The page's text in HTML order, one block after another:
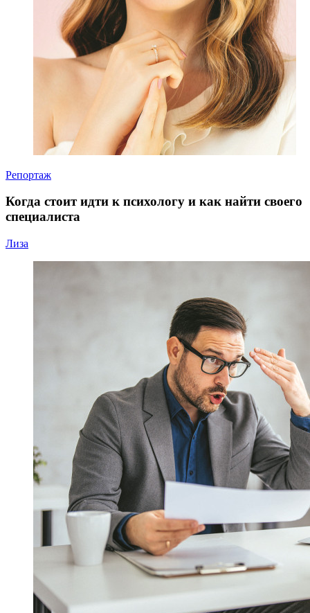
Репортаж
Когда стоит идти к психологу и как найти своего
специалиста
Лиза